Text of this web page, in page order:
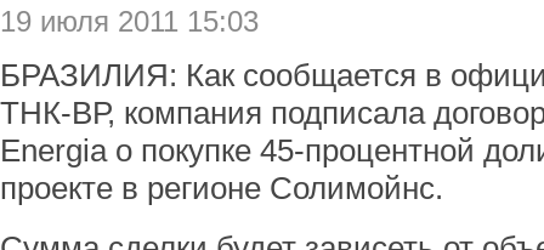
19 июля 2011 15:03
БРАЗИЛИЯ: Как сообщается в
ТНК-ВР, компания подписала
Energia о покупке 45-процентной
проекте в регионе Солимойнс.